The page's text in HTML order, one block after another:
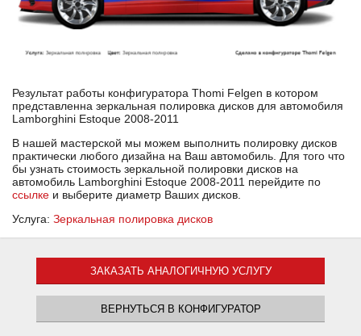
Результат работы конфигуратора Thomi Felgen в котором
представленна зеркальная полировка дисков для автомобиля
Lamborghini Estoque 2008-2011
В нашей мастерской мы можем выполнить полировку дисков
практически любого дизайна на Ваш автомобиль. Для того что
бы узнать стоимость зеркальной полировки дисков на
автомобиль Lamborghini Estoque 2008-2011 перейдите по
ссылке и выберите диаметр Ваших дисков.
Услуга: Зеркальная полировка дисков
ЗАКАЗАТЬ АНАЛОГИЧНУЮ УСЛУГУ
ВЕРНУТЬСЯ В КОНФИГУРАТОР